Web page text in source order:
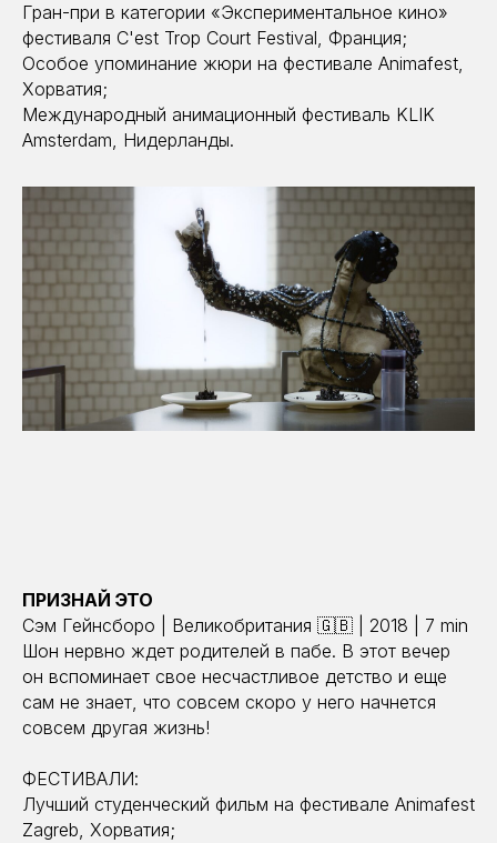
Гран-при в категории «Экспериментальное кино»
фестиваля C'est Trop Court Festival, Франция;
Особое упоминание жюри на фестивале Animafest,
Хорватия;
Международный анимационный фестиваль KLIK
Amsterdam, Нидерланды.
ПРИЗНАЙ ЭТО
Сэм Гейнсборо | Великобритания 🇬🇧 | 2018 | 7 min
Шон нервно ждет родителей в пабе. В этот вечер
он вспоминает свое несчастливое детство и еще
сам не знает, что совсем скоро у него начнется
совсем другая жизнь!
ФЕСТИВАЛИ:
Лучший студенческий фильм на фестивале Animafest
Zagreb, Хорватия;